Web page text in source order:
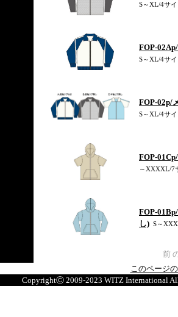
S～XL/4サ
FOP-
S～XL/4サ
FOP-02p/
S～XL/4サ
FOP-
～XXXXL/7
FOP-
し) S～
前
このページ
CopyrightⒸ 2009-2023 WITZ International